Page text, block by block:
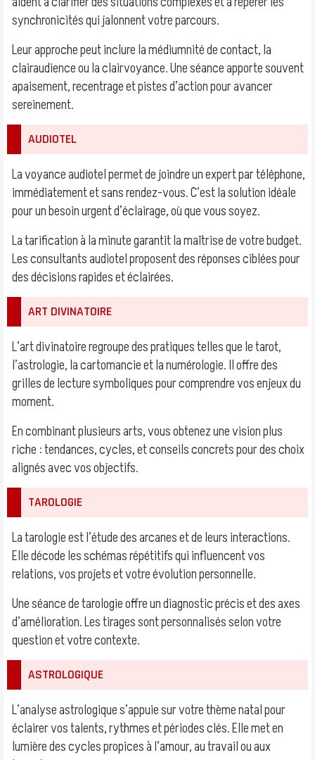
synchronicités qui jalonnent votre parcours.
Leur approche peut inclure la médiumnité de contact, la
clairaudience ou la clairvoyance. Une séance apporte souvent
apaisement, recentrage et pistes d’action pour avancer
sereinement.
AUDIOTEL
La voyance audiotel permet de joindre un expert par téléphone,
immédiatement et sans rendez-vous. C’est la solution idéale
pour un besoin urgent d’éclairage, où que vous soyez.
La tarification à la minute garantit la maîtrise de votre budget.
Les consultants audiotel proposent des réponses ciblées pour
des décisions rapides et éclairées.
ART DIVINATOIRE
L’art divinatoire regroupe des pratiques telles que le tarot,
l’astrologie, la cartomancie et la numérologie. Il offre des
grilles de lecture symboliques pour comprendre vos enjeux du
moment.
En combinant plusieurs arts, vous obtenez une vision plus
riche : tendances, cycles, et conseils concrets pour des choix
alignés avec vos objectifs.
TAROLOGIE
La tarologie est l’étude des arcanes et de leurs interactions.
Elle décode les schémas répétitifs qui influencent vos
relations, vos projets et votre évolution personnelle.
Une séance de tarologie offre un diagnostic précis et des axes
d’amélioration. Les tirages sont personnalisés selon votre
question et votre contexte.
ASTROLOGIQUE
L’analyse astrologique s’appuie sur votre thème natal pour
éclairer vos talents, rythmes et périodes clés. Elle met en
lumière des cycles propices à l’amour, au travail ou aux